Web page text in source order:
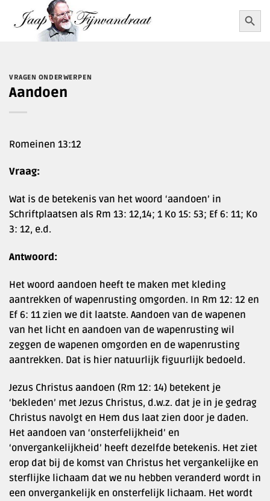
naar
Zoek
naar:
VRAGEN ONDERWERPEN
Aandoen
Romeinen 13:12
Vraag:
Wat is de betekenis van het woord ‘aandoen’ in
Schriftplaatsen als Rm 13: 12,14; 1 Ko 15: 53; Ef 6: 11; Ko
3: 12, e.d.
Antwoord:
Het woord aandoen heeft te maken met kleding
aantrekken of wapenrusting omgorden. In Rm 12: 12 en
Ef 6: 11 zien we dit laatste. Aandoen van de wapenen
van het licht en aandoen van de wapenrusting wil
zeggen de wapenen omgorden en de wapenrusting
aantrekken. Dat is hier natuurlijk figuurlijk bedoeld.
Jezus Christus aandoen (Rm 12: 14) betekent je
‘bekleden’ met Jezus Christus, d.w.z. dat je in je gedrag
Christus navolgt en Hem dus laat zien door je daden.
Het aandoen van ‘onsterfelijkheid’ en
‘onvergankelijkheid’ heeft dezelfde betekenis. Het ziet
erop dat bij de komst van Christus het vergankelijke en
sterflijke lichaam dat we nu hebben veranderd wordt in
een onvergankelijk en onsterfelijk lichaam. Het wordt